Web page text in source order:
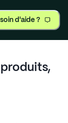
d'aide ?